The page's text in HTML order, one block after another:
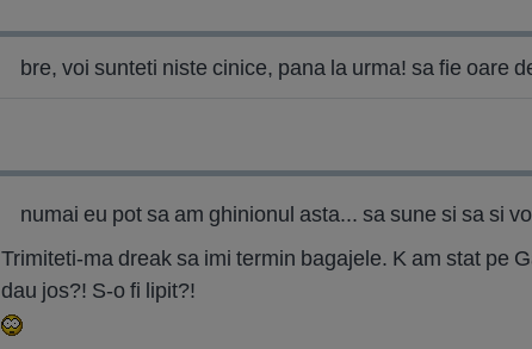
bre, voi sunteti niste cinice, pana la urma! sa fie oare
numai eu pot sa am ghinionul asta... sa sune si sa si
Trimiteti-ma dreak sa imi termin bagajele. K am stat pe
dau jos?! S-o fi lipit?!